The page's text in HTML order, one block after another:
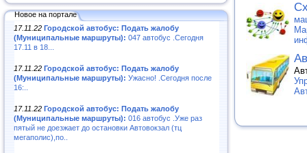
Новое на портале
17.11.22 Городской автобус: Подать жалобу
(Муниципальные маршруты): 047 автобус .Сегодня
17.11 в 18...
17.11.22 Городской автобус: Подать жалобу
(Муниципальные маршруты): Ужасно! .Сегодня после
16:..
17.11.22 Городской автобус: Подать жалобу
(Муниципальные маршруты): 016 автобус .Уже раз
пятый не доезжает до остановки Автовокзал (тц
мегаполис),по..